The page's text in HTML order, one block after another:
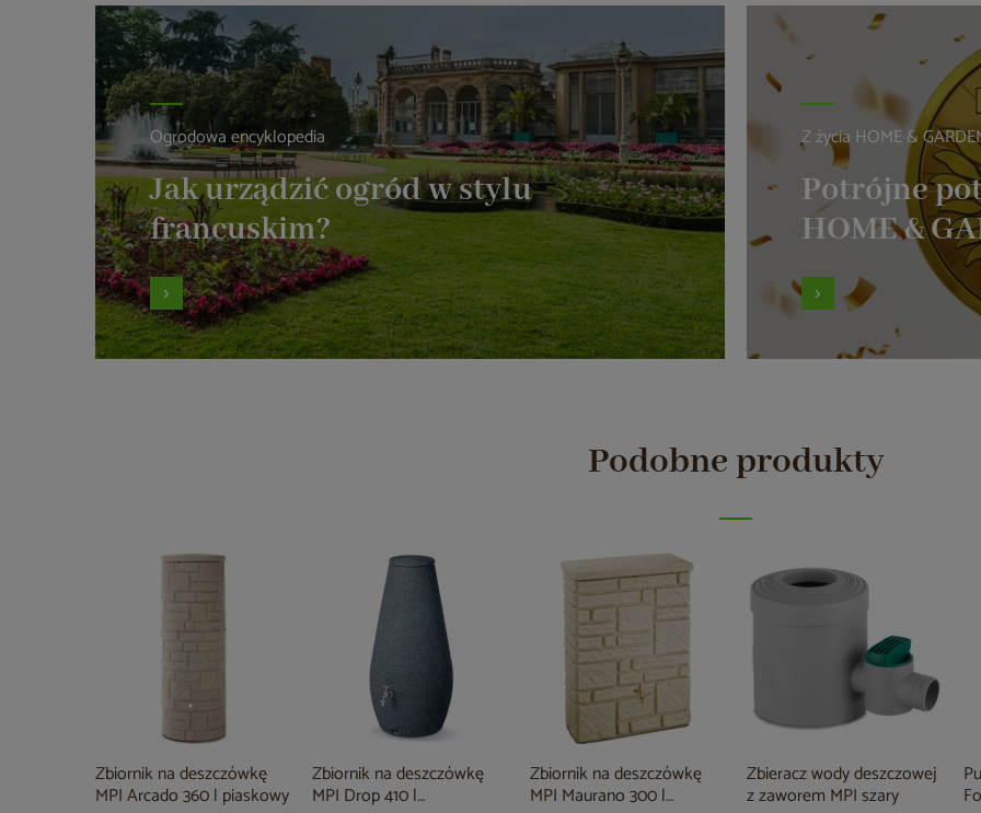
Ogrodowa encyklopedia
Jak urządzić ogród w stylu
francuskim?
Z życia HOME &
Potrójne
HOME &
Podobne produkty
Zbiornik na deszczówkę
MPI Arcado 360 l piaskowy
Zbiornik na deszczówkę
MPI Drop 410 l
Zbiornik na deszczówkę
MPI Maurano 300 l
Zbieracz wody deszczowej
z zaworem MPI szary